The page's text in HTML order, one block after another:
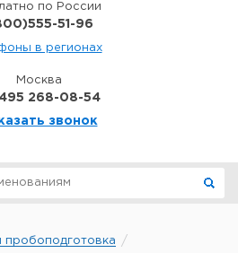
по России
51-96
в регионах
Москва
268-08-54
звонок